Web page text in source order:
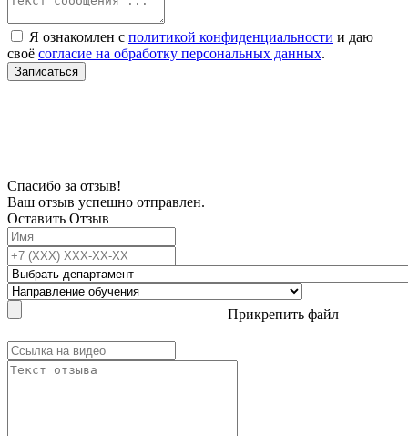
Я ознакомлен с политикой конфиденциальности и даю
своё согласие на обработку персональных данных.
Записаться
Спасибо за отзыв!
Ваш отзыв успешно отправлен.
Оставить Отзыв
Прикрепить файл